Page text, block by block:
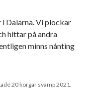
i Dalarna. Vi plockar
hittar på andra
minns nånting
20 korgar svamp 2021.